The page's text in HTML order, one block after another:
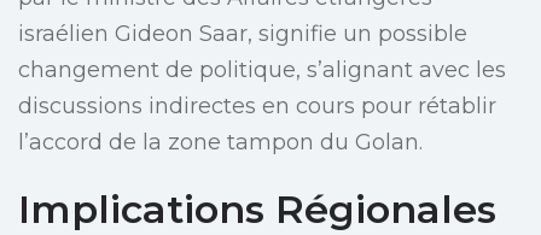
israélien Gideon Saar, signifie un possible
changement de politique, s’alignant avec les
discussions indirectes en cours pour rétablir
l’accord de la zone tampon du Golan.
Implications Régionales